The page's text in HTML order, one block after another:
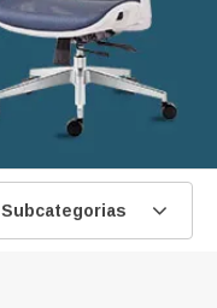
Subcategorias